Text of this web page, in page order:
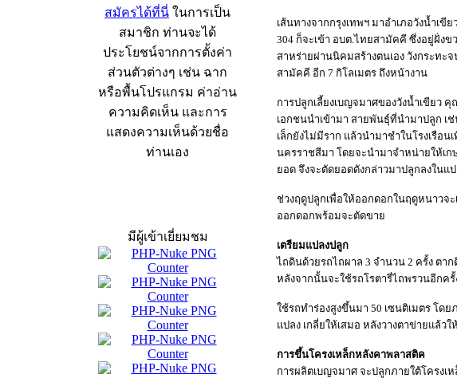
สมัครได้ที่นี่ ในการเป็น
สมาชิก ท่านจะได้
ประโยชน์จากการตั้งค่า
ส่วนตัวต่างๆ เช่น ฉาก
หรือพื้นโปรแกรม ค่าอ่าน
ความคิดเห็น และการ
แสดงความเห็นด้วยชื่อ
ท่านเอง
มีผู้เข้าเยี่ยมชม
เส้นทางจากกรุงเทพฯ มาอำเภอวังน้ำเ
304 ก็จะเข้า อบต.ไทยสามัคคี ซึ่งอยู่ฝั่งข
สาหร่ายผ่านนิคมสร้างตนเอง วังกระทะจ
สามัคคี อีก 7 กิโลเมตร ถึงหน้างาน
การปลูกเลี้ยงเบญจมาศของวังน้ำเขียว
เอกชนนำเข้ามา สายพันธุ์ที่นำมาปลูก เ
เล็กยังไม่มีราก แล้วนำมาชำในโรงเรือ
นครราชสีมา โดยจะนำมาจำหน่ายให้เ
ยอด จึงจะตัดยอดดังกล่าวมาปลูกลงในแ
ช่วงฤดูปลูกเพื่อให้ออกดอกในฤดูหนาวจ
ออกดอกพร้อมจะตัดขาย
เตรียมแปลงปลูก
ไถดินด้วยรถไถผาล 3 จำนวน 2 ครั้ง ตา
หลังจากนั้นจะใช้รถโรตารี่ไถพรวนอีกครั้
ใช้รถทำร่องสูงขึ้นมา 50 เซนติเมตร โดย
แปลง เกลี่ยให้เสมอ หลังวางตาข่ายแล้ว
การขึ้นโครงเหล็กหลังคาพลาสติค
การผลิตเบญจมาศ จะปลูกภายใต้โครงเ